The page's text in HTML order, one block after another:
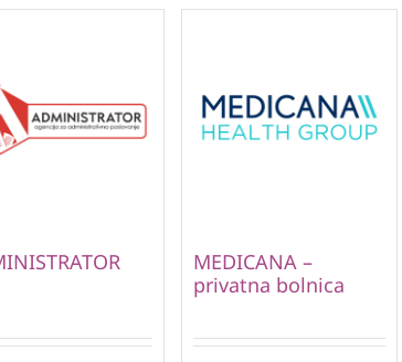
MEDICANA –
privatna bolnica